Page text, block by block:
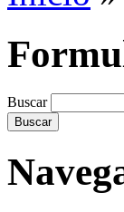
Buscar